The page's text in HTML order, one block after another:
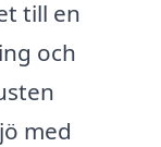
till en
och
med